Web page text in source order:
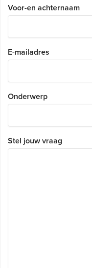
Voor-en achternaam
E-mailadres
Onderwerp
Stel jouw vraag